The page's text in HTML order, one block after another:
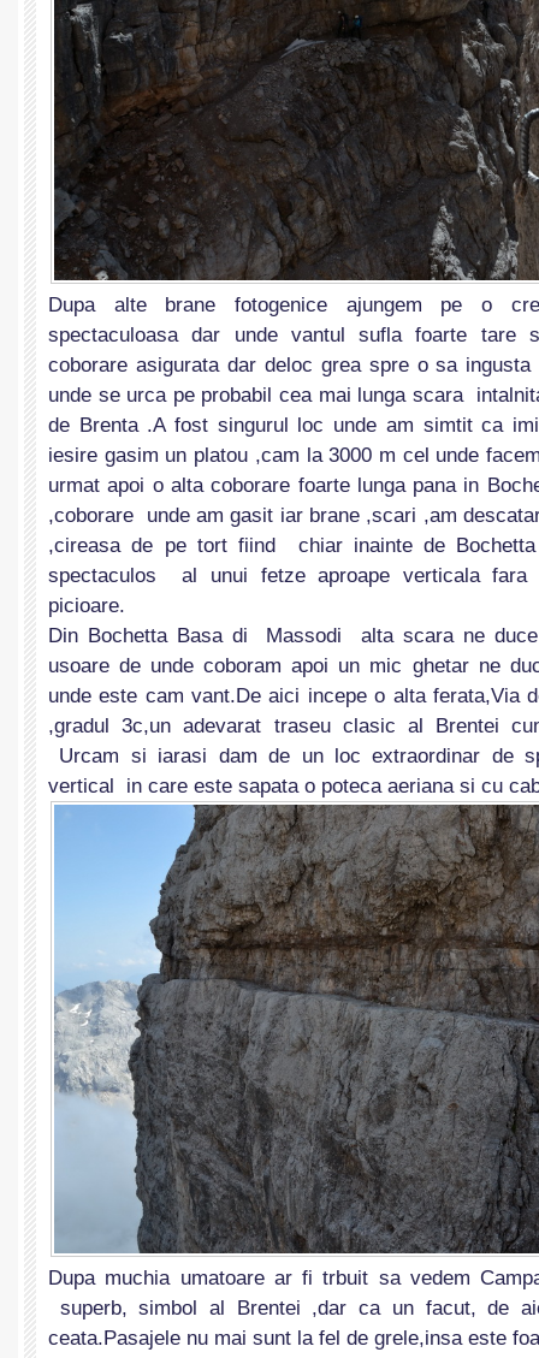
Dupa alte brane fotogenice ajungem pe o
spectaculoasa dar unde vantul sufla foarte tare
coborare asigurata dar deloc grea spre o sa
unde se urca pe probabil cea mai lunga scara
de Brenta .A fost singurul loc unde am simtit ca
iesire gasim un platou ,cam la 3000 m cel unde
urmat apoi o alta coborare foarte lunga pana in
,coborare unde am gasit iar brane ,scari ,am
,cireasa de pe tort fiind chiar inainte de
spectaculos al unui fetze aproape verticala fara
picioare.
Din Bochetta Basa di Massodi alta scara ne
usoare de unde coboram apoi un mic ghetar ne
unde este cam vant.De aici incepe o alta ferata,Via
,gradul 3c,un adevarat traseu clasic al Brentei
Urcam si iarasi dam de un loc extraordinar de
vertical in care este sapata o poteca aeriana si cu
Dupa muchia umatoare ar fi trbuit sa vedem
superb, simbol al Brentei ,dar ca un facut, de
ceata.Pasajele nu mai sunt la fel de grele,insa este